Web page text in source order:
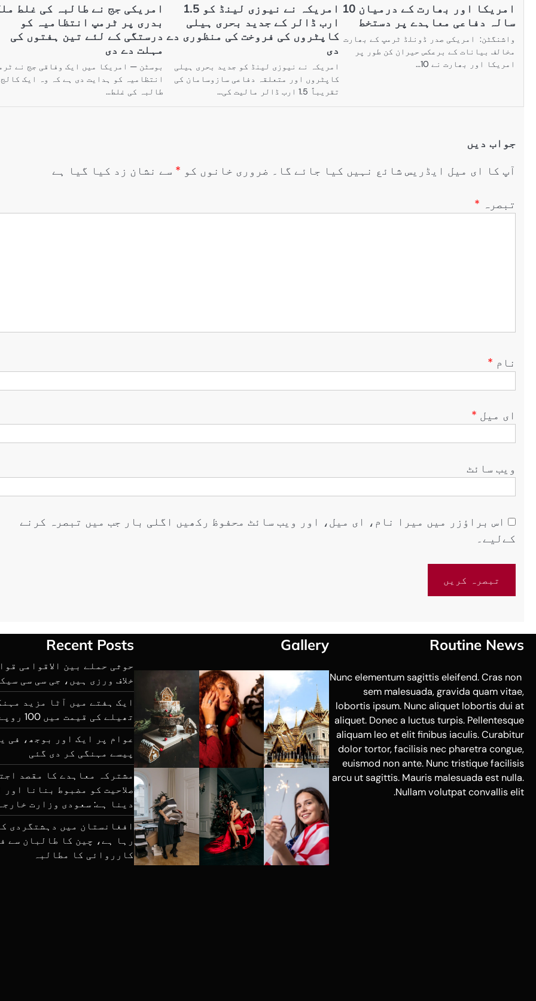
امریکا اور بھارت کے درمیان 10
سالہ دفاعی معاہدے پر دستخط
واشنگٹن: امریکی صدر ڈونلڈ ٹرمپ کے بھارت
مخالف بیانات کے برعکس حیران کن طور پر
امریکا اور بھارت نے 10…
امریکہ نے نیوزی لینڈ کو 1.5
ارب ڈالر کے جدید بحری ہیلی
کاپٹروں کی فروخت کی منظوری دے
دی
امریکہ نے نیوزی لینڈ کو جدید بحری ہیلی
کاپٹروں اور متعلقہ دفاعی سازوسامان کی
تقریباً 1.5 ارب ڈالر مالیت کی…
امریکی جج نے طالبہ کی غلط
بدری پر ٹرمپ انتظامیہ کو
درستگی کے لئے تین ہفتوں کی
مہلت دے دی
بوسٹن — امریکا میں ایک وفاقی جج نے
انتظامیہ کو ہدایت دی ہے کہ وہ ایک کالج
طالبہ کی غلط…
جواب دیں
آپ کا ای میل ایڈریس شائع نہیں کیا جائے گا۔ ضروری خانوں کو * سے نشان زد کیا گیا ہے
تبصرہ *
نام *
ای میل *
ویب‌ سائٹ
اس براؤزر میں میرا نام، ای میل، اور ویب سائٹ محفوظ رکھیں اگلی بار جب میں تبصرہ کرنے
کےلیے۔
Routine News
Nunc elementum sagittis eleifend. Cras non
sem malesuada, gravida quam vitae,
lobortis ipsum. Nunc aliquet lobortis dui at
aliquet. Donec a luctus turpis. Pellentesque
aliquam leo et elit finibus iaculis. Curabitur
dolor tortor, facilisis nec pharetra congue,
euismod non ante. Nunc tristique facilisis
arcu ut sagittis. Mauris malesuada est nulla.
Nullam volutpat convallis elit.
Gallery
Recent Posts
حوثی حملے بین الاقوامی
خلاف ورزی ہیں، جی سی سی
تھیلے کی قیمت میں 100 روپے تک اضافہ
پیسے مہنگی کر دی گئی
مشترکہ معاہدے کا مقصد
صلاحیت کو مضبوط بنانا اور
دینا ہے: سعودی وزارت خارجہ
افغانستان میں دہشتگردی
رہا ہے، چین کا طالبان سے
کارروائی کا مطالبہ